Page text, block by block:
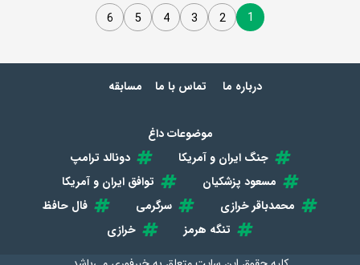
1
2
3
4
5
6
درباره ما تماس با ما مسابقه
موضوعات داغ
جنگ ایران و آمریکا
دونالد ترامپ
مسعود پزشکیان
توافق ایران و آمریکا
محمدباقر خرازی
سرگرمی
فال حافظ
تنگه هرمز
خرازی